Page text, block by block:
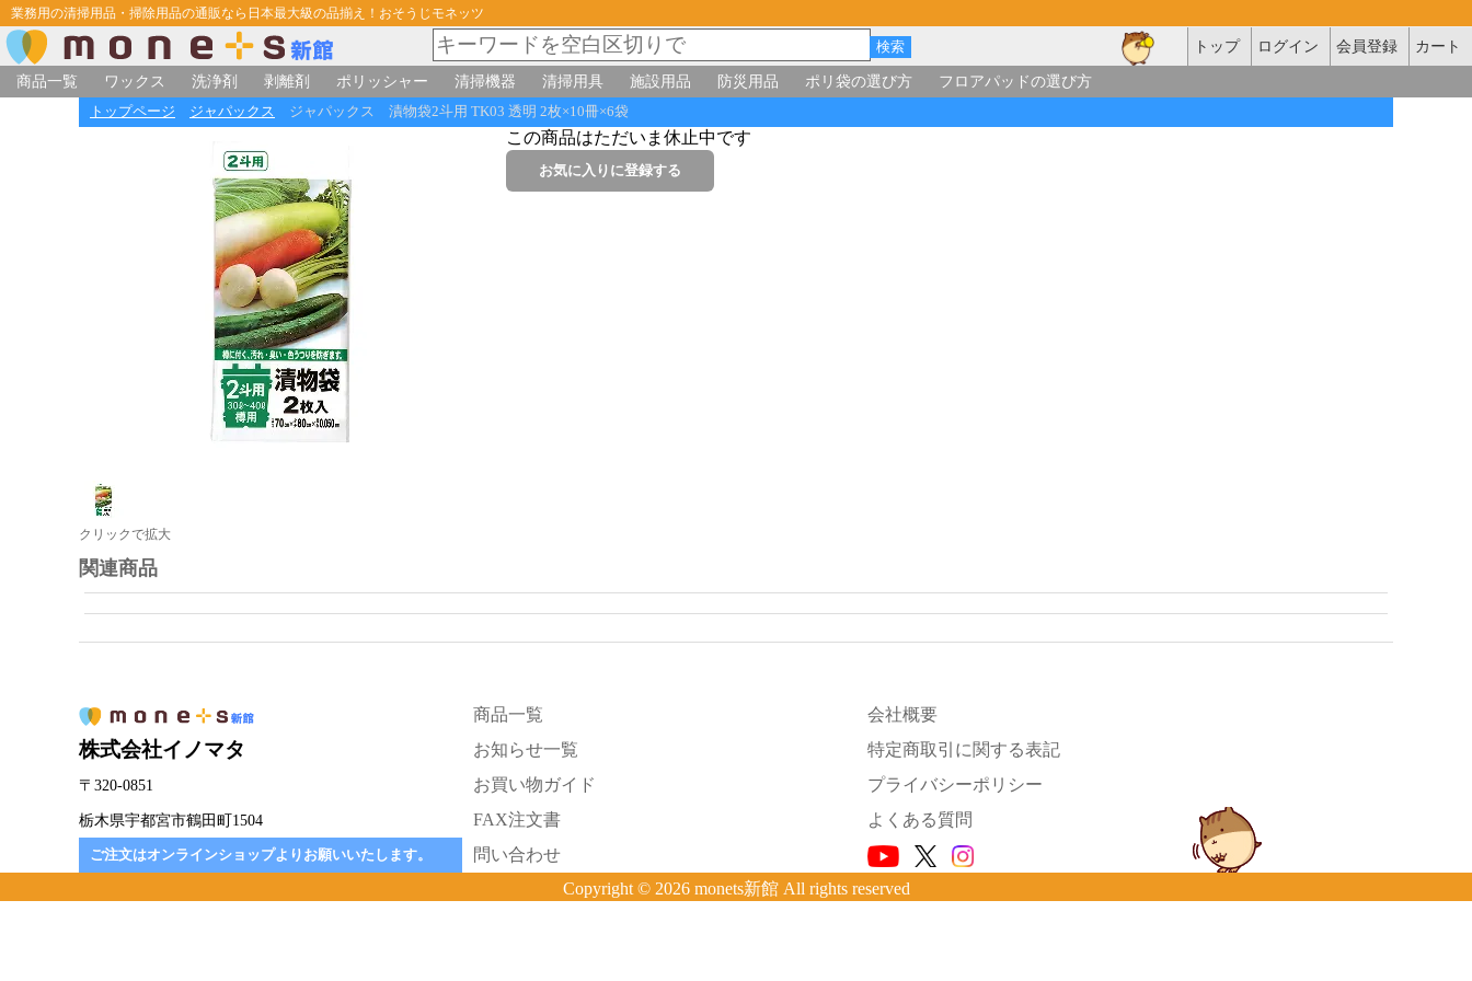
業務用の清掃用品・掃除用品の通販なら日本最大級の品揃え！おそうじモネッツ
トップ ログイン 会員登録
カート
商品一覧
ワックス 洗浄剤 剥離剤 ポリッシャー 清掃機器 清掃用具 施設用品 防災用品 ポリ袋の選び方 フロアパッドの選び方
トップページ ジャパックス ジャパックス 漬物袋2斗用 TK03 透明 2枚×10冊×6袋
クリックで拡大
この商品はただいま休止中です
関連商品
株式会社イノマタ
〒320-0851
栃木県宇都宮市鶴田町1504
ご注文はオンラインショップよりお願いいたします。
商品一覧
お知らせ一覧
お買い物ガイド
FAX注文書
問い合わせ
会社概要
特定商取引に関する表記
プライバシーポリシー
よくある質問
Copyright © 2026 monets新館 All rights reserved